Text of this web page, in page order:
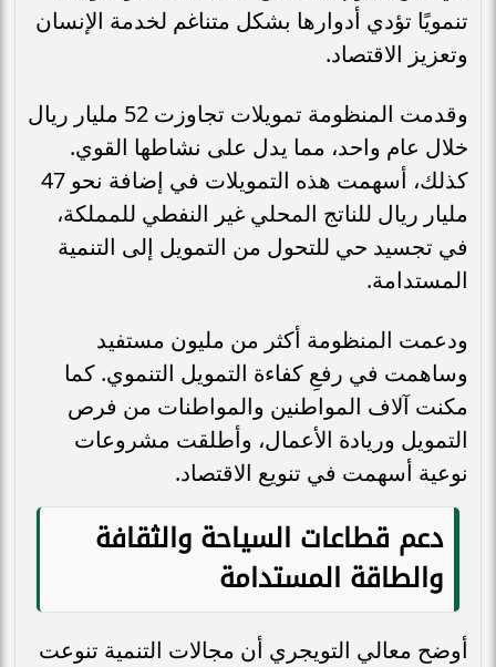
تنمويًا تؤدي أدوارها بشكل متناغم لخدمة الإنسان
وتعزيز الاقتصاد.
وقدمت المنظومة تمويلات تجاوزت 52 مليار ريال
خلال عام واحد، مما يدل على نشاطها القوي.
كذلك، أسهمت هذه التمويلات في إضافة نحو 47
مليار ريال للناتج المحلي غير النفطي للمملكة،
في تجسيد حي للتحول من التمويل إلى التنمية
المستدامة.
ودعمت المنظومة أكثر من مليون مستفيد
وساهمت في رفعِ كفاءة التمويل التنموي. كما
مكنت آلاف المواطنين والمواطنات من فرص
التمويل وريادة الأعمال، وأطلقت مشروعات
نوعية أسهمت في تنويع الاقتصاد.
دعم قطاعات السياحة والثقافة
والطاقة المستدامة
أوضح معالي التويجري أن مجالات التنمية تنوعت